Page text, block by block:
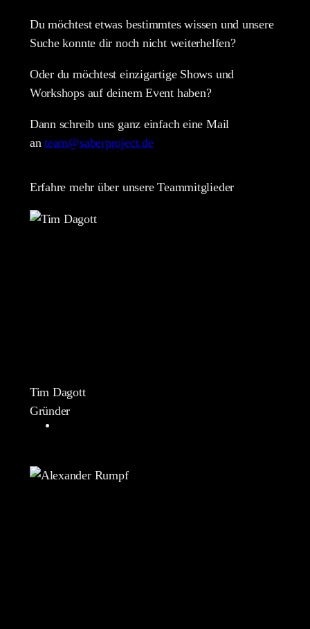
Du möchtest etwas bestimmtes wissen und unsere
Suche konnte dir noch nicht weiterhelfen?
Oder du möchtest einzigartige Shows und
Workshops auf deinem Event haben?
Dann schreib uns ganz einfach eine Mail
anteam@saberproject.de
Erfahre mehr über unsere Teammitglieder
Tim Dagott
Gründer